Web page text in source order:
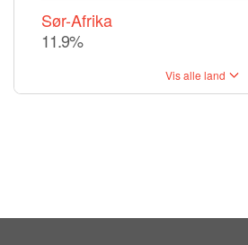
Sør-Afrika
11.9%
Vis alle land